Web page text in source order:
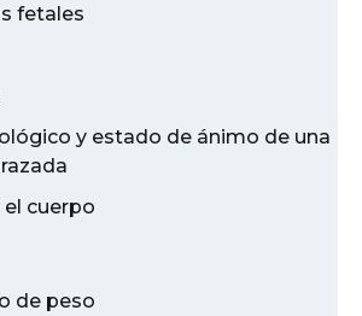
fetales
y estado de ánimo de una
cuerpo
de peso